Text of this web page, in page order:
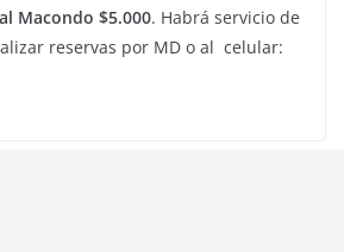
Macondo $5.000. Habrá servicio de
reservas por MD o al celular: